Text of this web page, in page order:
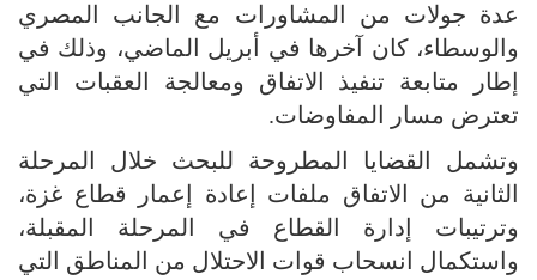
عدة جولات من المشاورات مع الجانب المصري
والوسطاء، كان آخرها في أبريل الماضي، وذلك في
إطار متابعة تنفيذ الاتفاق ومعالجة العقبات التي
تعترض مسار المفاوضات.
وتشمل القضايا المطروحة للبحث خلال المرحلة
الثانية من الاتفاق ملفات إعادة إعمار قطاع غزة،
وترتيبات إدارة القطاع في المرحلة المقبلة،
واستكمال انسحاب قوات الاحتلال من المناطق التي